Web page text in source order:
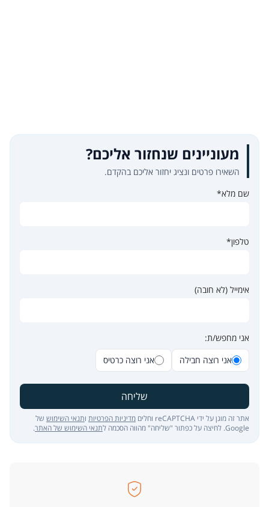
מעוניינים שנחזור אליכם?
השאירו פרטים ונציג יחזור אליכם בהקדם.
שם מלא*
טלפון*
אימייל (לא חובה)
אני מחפש/ת:
אני רוצה חבילה
אני רוצה כרטיס
שליחה
אתר זה מוגן על ידי reCAPTCHA וחלים מדיניות הפרטיות ותנאי השימוש של
Google. לחיצה על כפתור "שליחה" מהווה הסכמה ל
תנאי השימוש של האתר.